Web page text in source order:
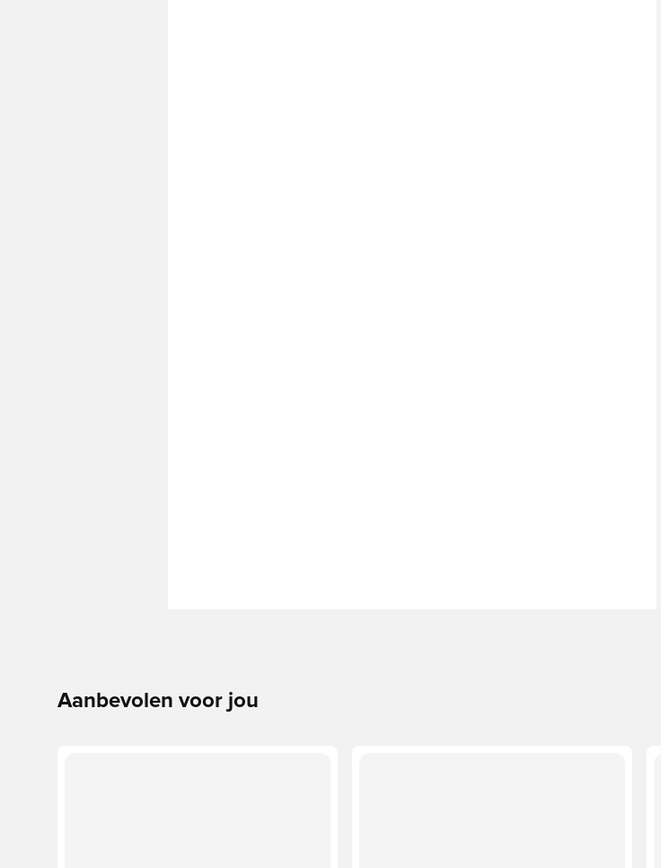
Aanbevolen voor jou